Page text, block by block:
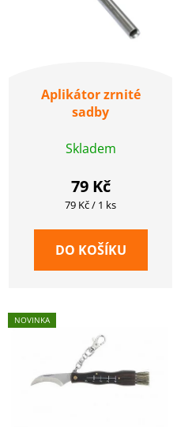
Aplikátor zrnité
sadby
Skladem
79 Kč
Měrná
79 Kč / 1 ks
DO KOŠÍKU
NOVINKA